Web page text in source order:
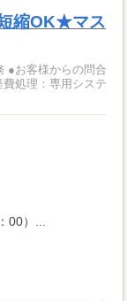
縮OK★マス
●お客様からの問合
処理：専用システ
00）...